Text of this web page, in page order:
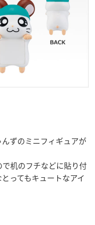
んずのミニフィギュアが
机のフチなどに貼り付
ってもキュートなアイ